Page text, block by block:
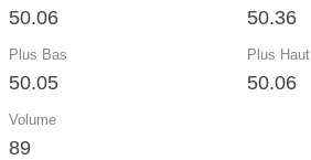
50.06 50.36
Plus Bas
50.05
Plus Haut
50.06
Volume
89